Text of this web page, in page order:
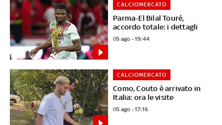
Parma-El Bilal Touré,
accordo totale: i dettagli
CALCIOMERCATO
05 ago - 19:44
Como, Couto è arrivato in
Italia: ora le visite
CALCIOMERCATO
05 ago - 17:16